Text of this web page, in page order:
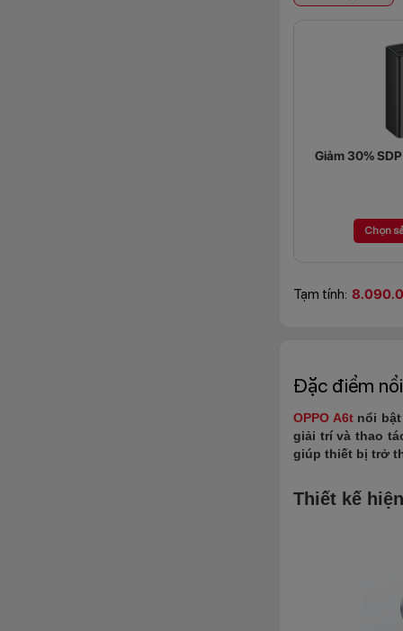
Giảm 30%
Chọn
Tạm tính:
Đặc điểm
OPPO A6tnổi bật
giải trí và thao
giúp thiết bị trở
Thiết kế